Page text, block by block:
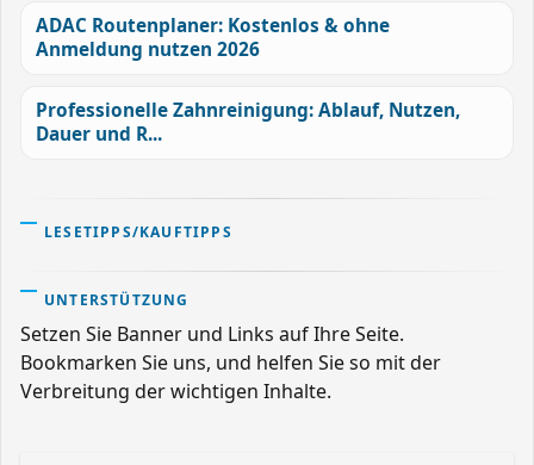
ADAC Routenplaner: Kostenlos & ohne
Anmeldung nutzen 2026
Professionelle Zahnreinigung: Ablauf, Nutzen,
Dauer und R...
LESETIPPS/KAUFTIPPS
UNTERSTÜTZUNG
Setzen Sie Banner und Links auf Ihre Seite.
Bookmarken Sie uns, und helfen Sie so mit der
Verbreitung der wichtigen Inhalte.